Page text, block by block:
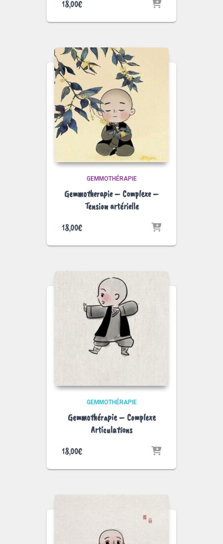
18,00€
GEMMOTHÉRAPIE
Gemmotherapie – Complexe –
Tension artérielle
18,00€
GEMMOTHÉRAPIE
Gemmothérapie – Complexe
Articulations
18,00€